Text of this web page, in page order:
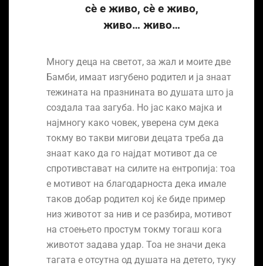
сѐ е живо, сѐ е живо,
живо… живо…
Многу деца на светот, за жал и моите две
Бамби, имаат изгубено родител и ја знаат
тежината на празнината во душата што ја
создала таа загуба. Но јас како мајка и
најмногу како човек, уверена сум дека
токму во такви мигови децата треба да
знаат како да го најдат мотивот да се
спротивстават на силите на ентропија: тоа
е мотивот на благодарноста дека имале
таков добар родител кој ќе биде пример
низ животот за нив и се разбира, мотивот
на стоењето простум токму тогаш кога
животот задава удар. Тоа не значи дека
тагата е отсутна од душата на детето, туку